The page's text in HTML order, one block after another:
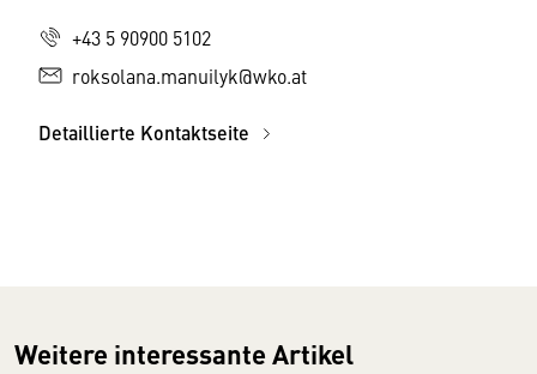
+43 5 90900 5102
roksolana.manuilyk@wko.at
Detaillierte Kontaktseite
Weitere interessante Artikel